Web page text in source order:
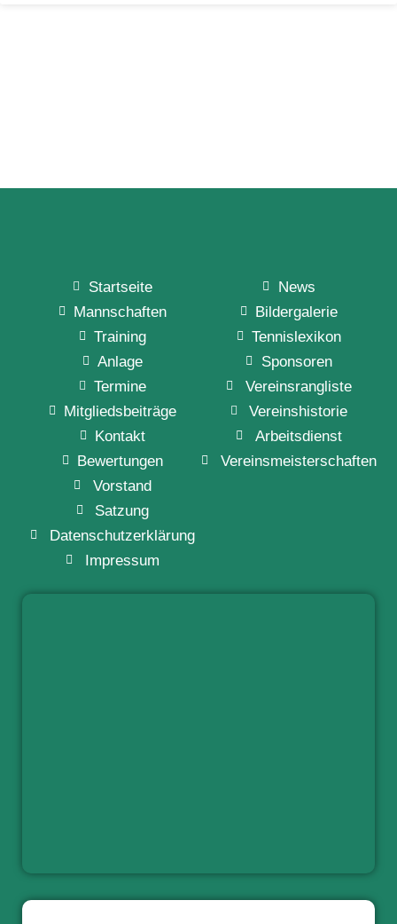
Startseite
Mannschaften
Training
Anlage
News
Bildergalerie
Tennislexikon
Sponsoren
Termine
Mitgliedsbeiträge
Kontakt
Bewertungen
Vereinsrangliste
Vereinshistorie
Arbeitsdienst
Vereinsmeisterschaften
Vorstand
Satzung
Datenschutzerklärung
Impressum